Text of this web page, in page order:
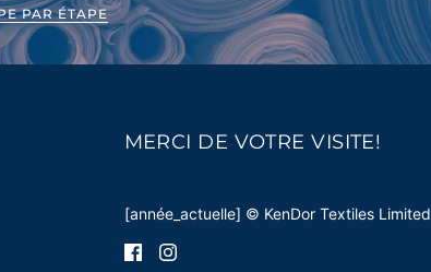
PAR ÉTAPE
MERCI DE VOTRE VISITE!
[année_actuelle] © KenDor Textiles Limited